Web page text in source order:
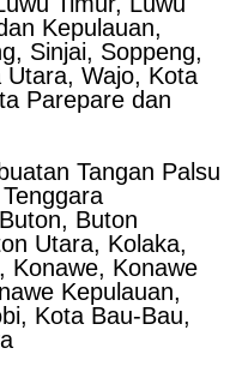
Kepulauan,
Sinjai, Soppeng,
Utara, Wajo, Kota
Parepare dan
Tangan Palsu
Buton
Utara, Kolaka,
Konawe, Konawe
Kepulauan,
Kota Bau-Bau,